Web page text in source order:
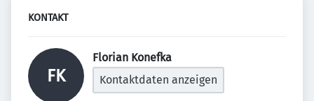
KONTAKT
FK
Florian Konefka
Kontaktdaten anzeigen